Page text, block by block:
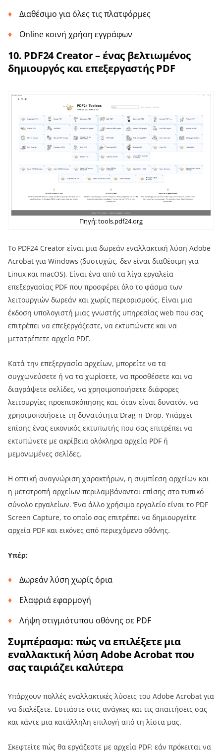
Διαθέσιμο για όλες τις πλατφόρμες
Online κοινή χρήση εγγράφων
10. PDF24 Creator – ένας βελτιωμένος
δημιουργός και επεξεργαστής PDF
Πηγή: tools.pdf24.org
Το PDF24 Creator είναι μια δωρεάν εναλλακτική λύση Adobe
Acrobat για Windows (δυστυχώς, δεν είναι διαθέσιμη για
Linux και macOS). Είναι ένα από τα λίγα εργαλεία
επεξεργασίας PDF που προσφέρει όλο το φάσμα των
λειτουργιών δωρεάν και χωρίς περιορισμούς. Είναι μια
έκδοση υπολογιστή μιας γνωστής υπηρεσίας web που σας
επιτρέπει να επεξεργάζεστε, να εκτυπώνετε και να
μετατρέπετε αρχεία PDF.
Κατά την επεξεργασία αρχείων, μπορείτε να τα
συγχωνεύσετε ή να τα χωρίσετε, να προσθέσετε και να
διαγράψετε σελίδες, να χρησιμοποιήσετε διάφορες
λειτουργίες προεπισκόπησης και, όταν είναι δυνατόν, να
χρησιμοποιήσετε τη δυνατότητα Drag-n-Drop. Υπάρχει
επίσης ένας εικονικός εκτυπωτής που σας επιτρέπει να
εκτυπώνετε με ακρίβεια ολόκληρα αρχεία PDF ή
μεμονωμένες σελίδες.
Η οπτική αναγνώριση χαρακτήρων, η συμπίεση αρχείων και
η μετατροπή αρχείων περιλαμβάνονται επίσης στο τυπικό
σύνολο εργαλείων. Ένα άλλο χρήσιμο εργαλείο είναι το PDF
Screen Capture, το οποίο σας επιτρέπει να δημιουργείτε
αρχεία PDF και εικόνες από περιεχόμενο οθόνης.
Υπέρ:
Δωρεάν λύση χωρίς όρια
Ελαφριά εφαρμογή
Λήψη στιγμιότυπου οθόνης σε PDF
Συμπέρασμα: πώς να επιλέξετε μια
εναλλακτική λύση Adobe Acrobat που
σας ταιριάζει καλύτερα
Υπάρχουν πολλές εναλλακτικές λύσεις του Adobe Acrobat για
να διαλέξετε. Εστιάστε στις ανάγκες και τις απαιτήσεις σας
και κάντε μια κατάλληλη επιλογή από τη λίστα μας.
Σκεφτείτε πώς θα εργάζεστε με αρχεία PDF: εάν πρόκειται να